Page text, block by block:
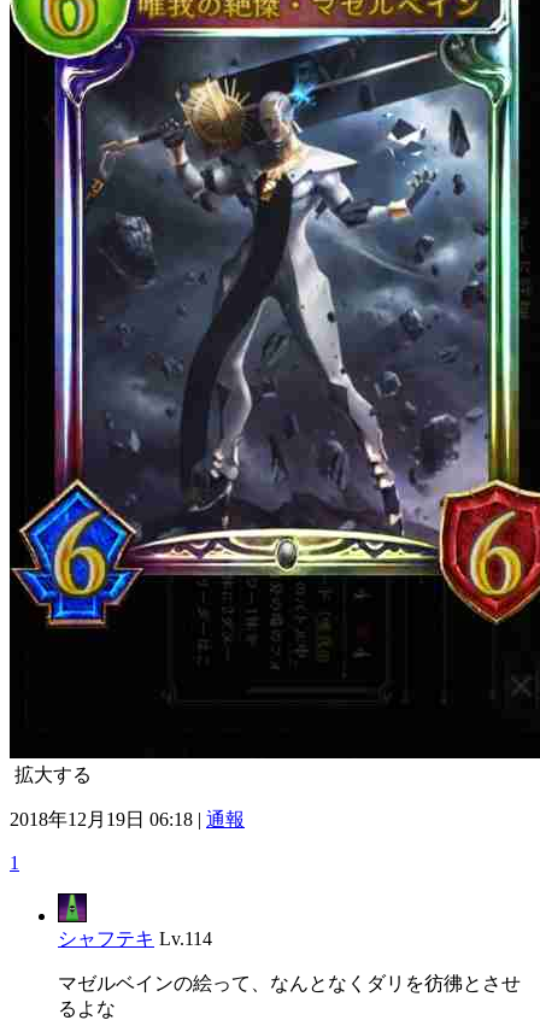
拡大する
2018年12月19日 06:18 | 通報
1
シャフテキ Lv.114
マゼルベインの絵って、なんとなくダリを彷彿とさせ
るよな